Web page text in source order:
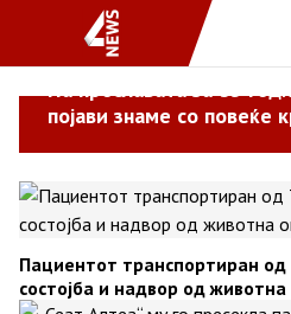
На прославата за 35
појави знаме со повеќе
Пациентот транспортиран од
состојба и надвор од животна